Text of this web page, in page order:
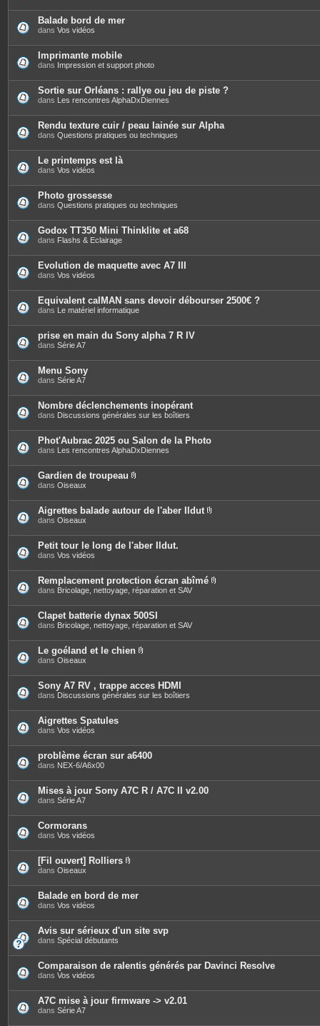
t
Balade bord de mer
dans Vos vidéos
Imprimante mobile
dans Impression et support photo
Sortie sur Orléans : rallye ou jeu de piste ?
dans Les rencontres AlphaDxDiennes
Rendu texture cuir / peau lainée sur Alpha
dans Questions pratiques ou techniques
Le printemps est là
dans Vos vidéos
Photo grossesse
dans Questions pratiques ou techniques
Godox TT350 Mini Thinklite et a68
dans Flashs & Eclairage
Evolution de maquette avec A7 III
dans Vos vidéos
Equivalent calMAN sans devoir débourser 2500€ ?
dans Le matériel informatique
prise en main du Sony alpha 7 R IV
dans Série A7
Menu Sony
dans Série A7
Nombre déclenchements inopérant
dans Discussions générales sur les boîtiers
Phot'Aubrac 2025 ou Salon de la Photo
dans Les rencontres AlphaDxDiennes
Gardien de troupeau
è
c
j
o
i
t
e
s
dans Oiseaux
Aigrettes balade autour de l'aber Ildut
è
j
o
i
t
dans Oiseaux
Petit tour le long de l'aber Ildut.
dans Vos vidéos
Remplacement protection écran abîmé
è
j
t
dans Bricolage, nettoyage, réparation et SAV
Clapet batterie dynax 500SI
dans Bricolage, nettoyage, réparation et SAV
Le goéland et le chien
è
c
e
s
j
t
e
s
dans Oiseaux
Sony A7 RV , trappe acces HDMI
dans Discussions générales sur les boîtiers
Aigrettes Spatules
dans Vos vidéos
problème écran sur a6400
dans NEX-6/A6x00
Mises à jour Sony A7C R / A7C II v2.00
dans Série A7
Cormorans
dans Vos vidéos
[Fil ouvert] Rolliers
è
c
j
o
i
t
e
s
dans Oiseaux
Balade en bord de mer
dans Vos vidéos
Avis sur sérieux d'un site svp
dans Spécial débutants
Comparaison de ralentis générés par Davinci Resolve
dans Vos vidéos
A7C mise à jour firmware -> v2.01
dans Série A7